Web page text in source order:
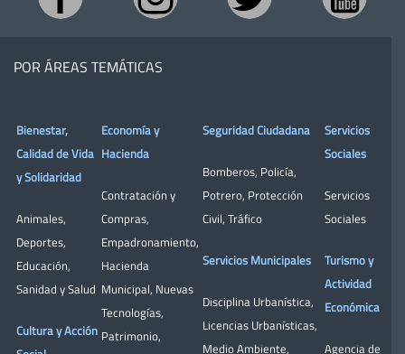
POR ÁREAS TEMÁTICAS
Bienestar,
Calidad de Vida
y Solidaridad
Animales,
Deportes,
Educación,
Sanidad y Salud
Cultura y Acción
Economía y
Hacienda
Contratación y
Compras,
Empadronamiento,
Hacienda
Municipal, Nuevas
Tecnologías,
Patrimonio,
Seguridad Ciudadana
Bomberos, Policía,
Potrero, Protección
Civil, Tráfico
Servicios Municipales
Disciplina Urbanística,
Licencias Urbanísticas,
Medio Ambiente,
Servicios
Sociales
Servicios
Sociales
Turismo y
Actividad
Económica
Agencia de